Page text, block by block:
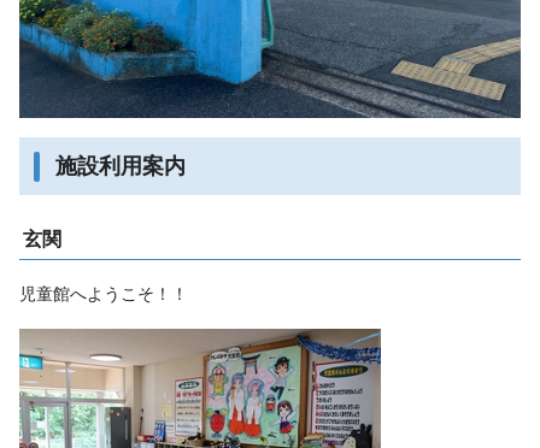
施設利用案内
玄関
児童館へようこそ！！